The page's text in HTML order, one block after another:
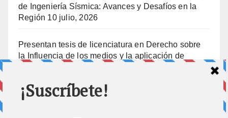
de Ingeniería Sísmica: Avances y Desafíos en la
Región 10 julio, 2026
Presentan tesis de licenciatura en Derecho sobre
la Influencia de los medios y la aplicación de